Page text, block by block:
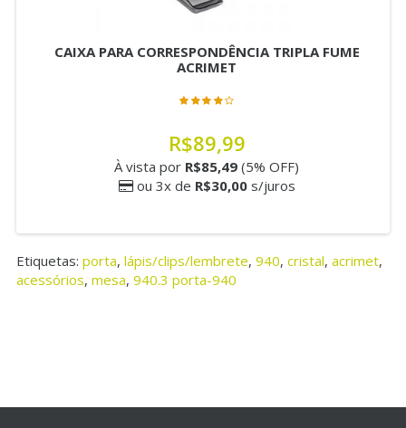
CAIXA PARA CORRESPONDÊNCIA TRIPLA FUME
ACRIMET
R$89,99
À vista por R$85,49 (5% OFF)
ou 3x de R$30,00s/juros
Etiquetas: porta, lápis/clips/lembrete, 940, cristal, acrimet,
acessórios, mesa, 940.3 porta-940